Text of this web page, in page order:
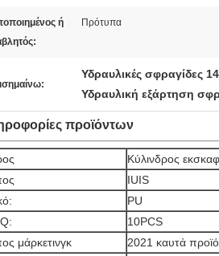
ή
Πρότυπα
Υδραυλικές σφραγίδες
Υδραυλική εξάρτηση
προϊόντων
Κύλινδρος
IUIS
PU
10PCS
μάρκετινγκ
2021 καυτά